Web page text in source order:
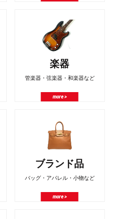
楽器
管楽器・弦楽器・和楽器など
more >
ブランド品
バッグ・アパレル・小物など
more >